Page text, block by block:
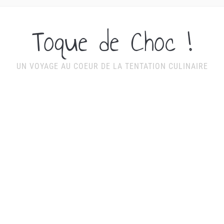
Toque de Choc !
UN VOYAGE AU COEUR DE LA TENTATION CULINAIRE